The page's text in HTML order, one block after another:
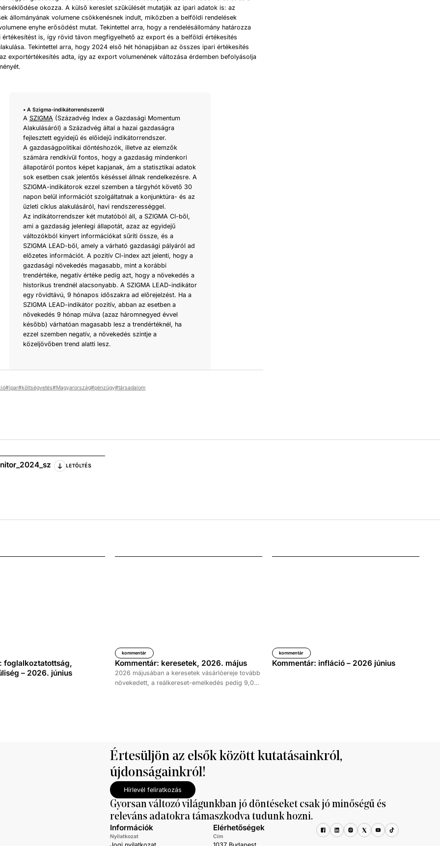
okozza. A külső kereslet szűkülését mutatják az ipari adatok is: az
állományának volumene csökkenésnek indult, miközben a belföldi rendelések
enyhe erősödést mutat. Tekintettel arra, hogy a rendelésállomány határozza
értékesítést is, így rövid távon megfigyelhető az export és a belföldi értékesítés
Tekintettel arra, hogy 2024 első hét hónapjában az összes ipari értékesítés
exportértékesítés adta, így az export volumenének változása érdemben befolyásolja
• A Szigma-indikátorrendszerről
A SZIGMA (Századvég Index a Gazdasági Momentum
Alakulásáról) a Századvég által a hazai gazdaságra
fejlesztett egyidejű és előidejű indikátorrendszer.
A gazdaságpolitikai döntéshozók, illetve az elemzők
számára rendkívül fontos, hogy a gazdaság mindenkori
állapotáról pontos képet kapjanak, ám a statisztikai adatok
sok esetben csak jelentős késéssel állnak rendelkezésre. A
SZIGMA-indikátorok ezzel szemben a tárgyhót követő 30
napon belül információt szolgáltatnak a konjunktúra- és az
üzleti ciklus alakulásáról, havi rendszerességgel.
Az indikátorrendszer két mutatóból áll, a SZIGMA CI-ből,
ami a gazdaság jelenlegi állapotát, azaz az egyidejű
változókból kinyert információkat sűríti össze, és a
SZIGMA LEAD-ből, amely a várható gazdasági pályáról ad
előzetes információt. A pozitív CI-index azt jelenti, hogy a
gazdasági növekedés magasabb, mint a korábbi
trendértéke, negatív értéke pedig azt, hogy a növekedés a
historikus trendnél alacsonyabb. A SZIGMA LEAD-indikátor
egy rövidtávú, 9 hónapos időszakra ad előrejelzést. Ha a
SZIGMA LEAD-indikátor pozitív, abban az esetben a
növekedés 9 hónap múlva (azaz háromnegyed évvel
később) várhatóan magasabb lesz a trendértéknél, ha
ezzel szemben negatív, a növekedés szintje a
közeljövőben trend alatti lesz.
ipar költségvetés Magyarország pénzügy társadalom
LETÖLTÉS
foglalkoztatottság,
– 2026. június
kommentár
Kommentár: keresetek, 2026. május
2026 májusában a keresetek vásárlóereje tovább
növekedett, a reálkereset-emelkedés pedig 9,0
kommentár
Kommentár: infláció – 2026 június
Értesüljön az elsők között kutatásainkról,
újdonságainkról!
Hírlevél feliratkozás
Gyorsan változó világunkban jó döntéseket csak jó minőségű és
releváns adatokra támaszkodva tudunk hozni.
Információk
Nyilatkozat
Elérhetőségek
Cím